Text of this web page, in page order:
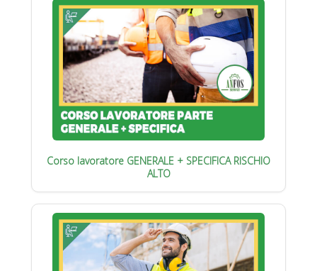
Corso lavoratore GENERALE + SPECIFICA RISCHIO
ALTO